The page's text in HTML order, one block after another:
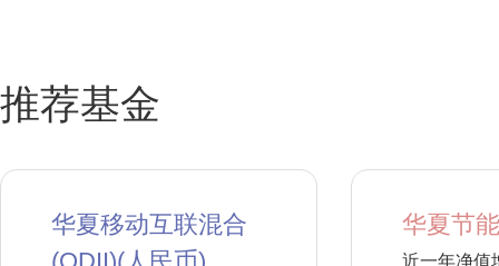
推荐基金
华夏移动互联混合
华夏节
近一年净值